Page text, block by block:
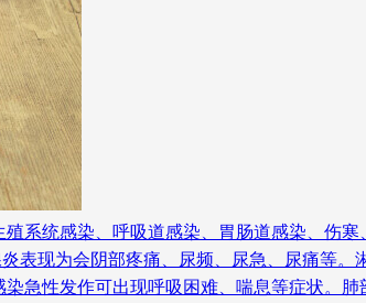
系统感染、呼吸道感染、胃肠道感染、伤
表现为会阴部疼痛、尿频、尿急、尿痛等
急性发作可出现呼吸困难、喘息等症状。